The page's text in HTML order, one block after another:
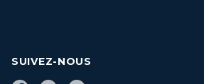
SUIVEZ-NOUS